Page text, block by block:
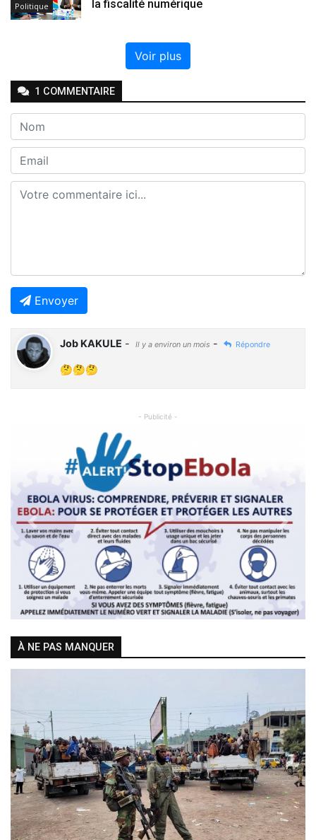
Politique la fiscalité numérique
Voir plus
1 COMMENTAIRE
Envoyer
Job KAKULE - Il y a environ un mois - Répondre
🤔🤔🤔
- Publicité -
Previous Next
À NE PAS MANQUER